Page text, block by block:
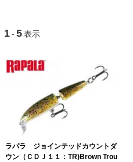
1 - 5 表示
ラパラ ジョインテッドカウントダ
ウン（ＣＤＪ１１：TR)Brown Trou